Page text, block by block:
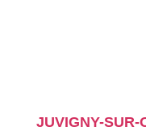
JUVIGNY-SUR-